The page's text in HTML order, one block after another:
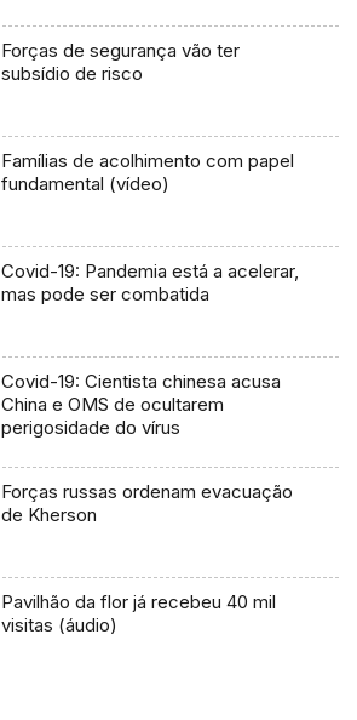
Forças de segurança vão ter
subsídio de risco
Famílias de acolhimento com papel
fundamental (vídeo)
Covid-19: Pandemia está a acelerar,
mas pode ser combatida
Covid-19: Cientista chinesa acusa
China e OMS de ocultarem
perigosidade do vírus
Forças russas ordenam evacuação
de Kherson
Pavilhão da flor já recebeu 40 mil
visitas (áudio)